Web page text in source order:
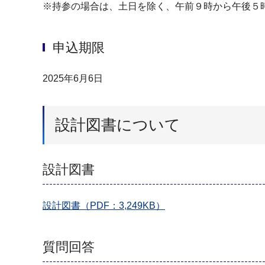
※持参の場合は、土日を除く、午前９時から午後５
申込期限
2025年6月6日
設計図書について
設計図書
設計図書（PDF：3,249KB）
質問回答